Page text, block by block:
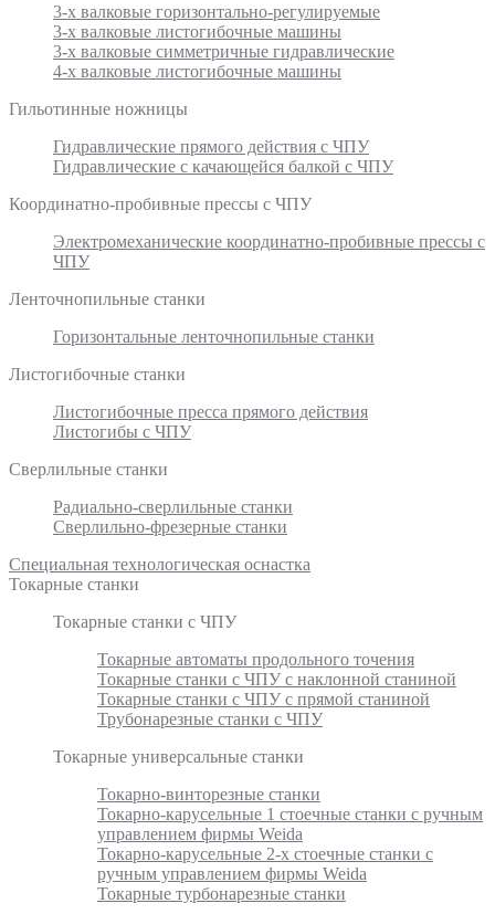
3-х валковые горизонтально-регулируемые
3-х валковые листогибочные машины
3-х валковые симметричные гидравлические
4-х валковые листогибочные машины
Гильотинные ножницы
Гидравлические прямого действия с ЧПУ
Гидравлические с качающейся балкой с ЧПУ
Координатно-пробивные прессы с ЧПУ
Электромеханические координатно-пробивные прессы с
ЧПУ
Ленточнопильные станки
Горизонтальные ленточнопильные станки
Листогибочные станки
Листогибочные пресса прямого действия
Листогибы с ЧПУ
Сверлильные станки
Радиально-сверлильные станки
Сверлильно-фрезерные станки
Специальная технологическая оснастка
Токарные станки
Токарные станки с ЧПУ
Токарные автоматы продольного точения
Токарные станки с ЧПУ с наклонной станиной
Токарные станки с ЧПУ с прямой станиной
Трубонарезные станки с ЧПУ
Токарные универсальные станки
Токарно-винторезные станки
Токарно-карусельные 1 стоечные станки с ручным
управлением фирмы Weida
Токарно-карусельные 2-х стоечные станки с
ручным управлением фирмы Weida
Токарные турбонарезные станки